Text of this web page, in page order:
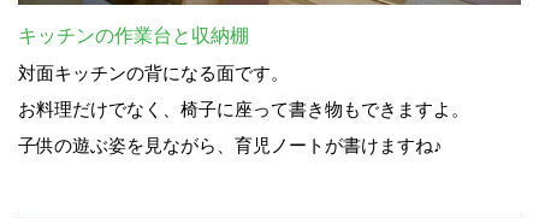
キッチンの作業台と収納棚
対面キッチンの背になる面です。
お料理だけでなく、椅子に座って書き物もできますよ。
子供の遊ぶ姿を見ながら、育児ノートが書けますね♪